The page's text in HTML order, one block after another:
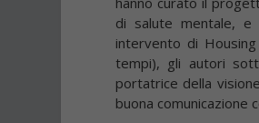
di salute mentale, e
intervento di
tempi), gli autori
portatrice della
buona